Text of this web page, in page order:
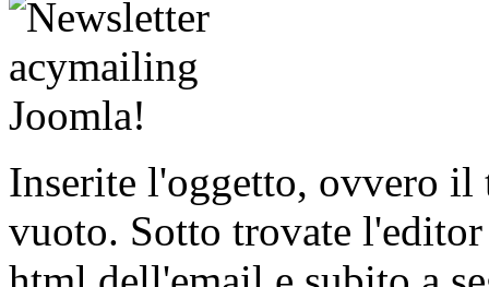
Inserite l'oggetto, ovvero
vuoto. Sotto trovate